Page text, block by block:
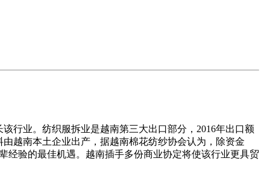
行业。纺织服拆业是越南第三大出口部分，2016年出口额
越南本土企业出产，据越南棉花纺纱协会认为，除资金
经验的最佳机遇。越南插手多份商业协定将使该行业更具贸